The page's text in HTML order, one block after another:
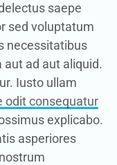
saepe
sed voluptatum
necessitatibus
ad aut aliquid.
Iusto ullam
odit consequatur
explicabo.
asperiores